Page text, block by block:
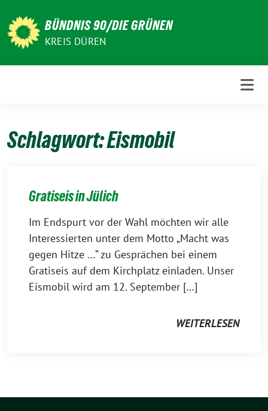
zum
Inhalt
BÜNDNIS 90/DIE GRÜNEN
KREIS DÜREN
Schlagwort:Eismobil
Gratiseis in Jülich
Im Endspurt vor der Wahl möchten wir alle
Interessierten unter dem Motto „Macht was
gegen Hitze …“ zu Gesprächen bei einem
Gratiseis auf dem Kirchplatz einladen. Unser
Eismobil wird am 12. September […]
WEITERLESEN